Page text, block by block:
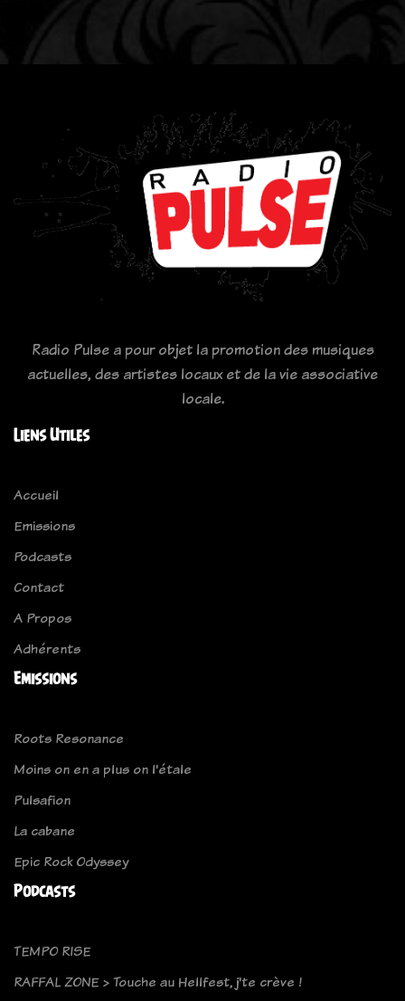
Radio Pulse a pour objet la promotion des musiques
actuelles, des artistes locaux et de la vie associative
locale.
Liens Utiles
Accueil
Emissions
Podcasts
Contact
A Propos
Adhérents
Emissions
Roots Resonance
Moins on en a plus on l'étale
Pulsafion
La cabane
Epic Rock Odyssey
Podcasts
TEMPO RISE
RAFFAL ZONE > Touche au Hellfest, j'te crève !